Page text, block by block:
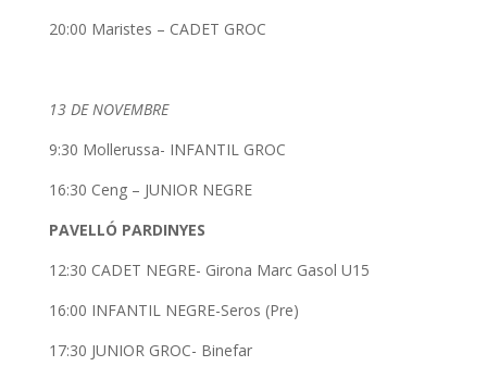
20:00 Maristes – CADET GROC
13 DE NOVEMBRE
9:30 Mollerussa- INFANTIL GROC
16:30 Ceng – JUNIOR NEGRE
PAVELLÓ PARDINYES
12:30 CADET NEGRE- Girona Marc Gasol U15
16:00 INFANTIL NEGRE-Seros (Pre)
17:30 JUNIOR GROC- Binefar